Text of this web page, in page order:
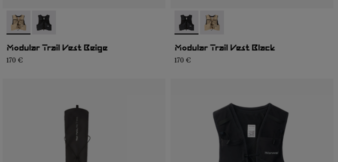
- NA1MV1U-002- NA1MV1U-001
Modular Trail Vest Beige
170 €
- NA1MV1U-001- NA1MV1U-002
Modular Trail Vest Black
170 €